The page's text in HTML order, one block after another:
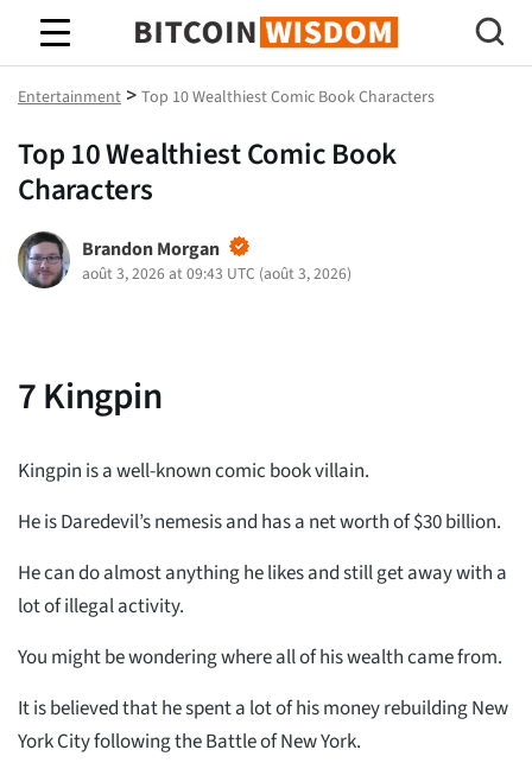
Bitcoin Sagesse
Entertainment > Top 10 Wealthiest Comic Book Characters
Top 10 Wealthiest Comic Book
Characters
Brandon Morgan
août 3, 2026 at 09:43 UTC (août 3, 2026)
7Kingpin
Kingpin is a well-known comic book villain.
He is Daredevil’s nemesis and has a net worth of $30 billion.
He can do almost anything he likes and still get away with a
lot of illegal activity.
You might be wondering where all of his wealth came from.
It is believed that he spent a lot of his money rebuilding New
York City following the Battle of New York.